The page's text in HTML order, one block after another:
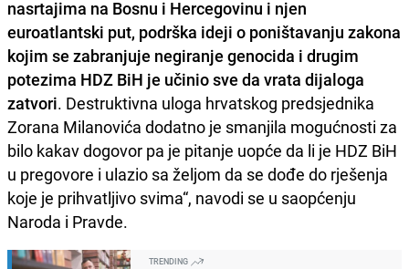
nasrtajima na Bosnu i Hercegovinu i njen
euroatlantski put, podrška ideji o poništavanju zakona
kojim se zabranjuje negiranje genocida i drugim
potezima HDZ BiH je učinio sve da vrata dijaloga
zatvori. Destruktivna uloga hrvatskog predsjednika
Zorana Milanovića dodatno je smanjila mogućnosti za
bilo kakav dogovor pa je pitanje uopće da li je HDZ BiH
u pregovore i ulazio sa željom da se dođe do rješenja
koje je prihvatljivo svima“, navodi se u saopćenju
Naroda i Pravde.
TRENDING